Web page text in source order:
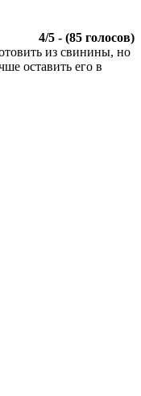
4/5 - (85 голосов)
из свинины, но
оставить его в